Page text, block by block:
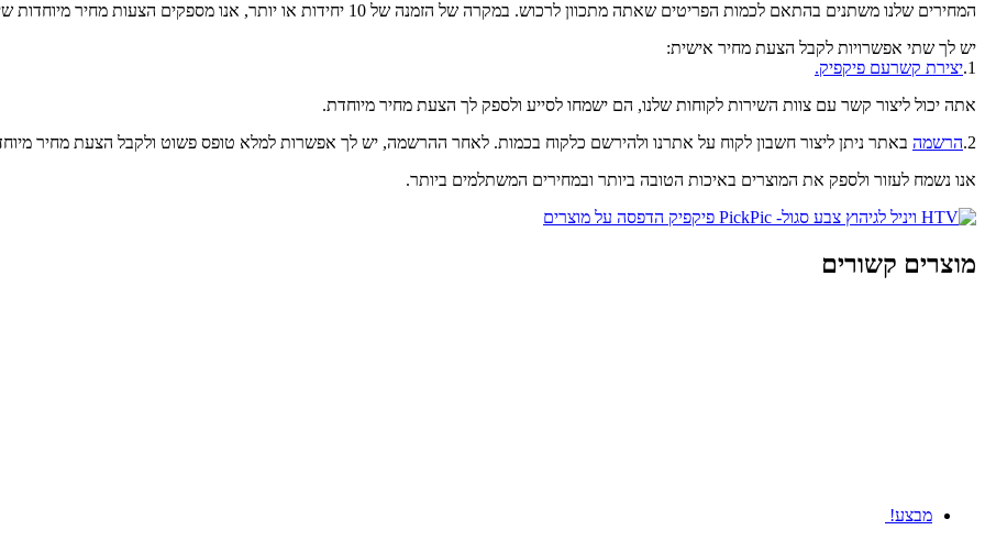
המחירים שלנו משתנים בהתאם לכמות הפריטים שאתה מתכוון לרכוש. במקרה של הזמנה של 10 יחידות או יותר, אנו מספקים הצעות מחיר מיוחדות שיכולות לחסוך לך כסף.
יש לך שתי אפשרויות לקבל הצעת מחיר אישית:
1. יצירת קשרעם פיקפיק.
אתה יכול ליצור קשר עם צוות השירות לקוחות שלנו, הם ישמחו לסייע ולספק לך הצעת מחיר מיוחדת.
2. הרשמה באתר ניתן ליצור חשבון לקוח על אתרנו ולהירשם כלקוח בכמות. לאחר ההרשמה, יש לך אפשרות למלא טופס פשוט ולקבל הצעת מחיר
אנו נשמח לעזור ולספק את המוצרים באיכות הטובה ביותר ובמחירים המשתלמים ביותר.
מוצרים קשורים
מבצע!